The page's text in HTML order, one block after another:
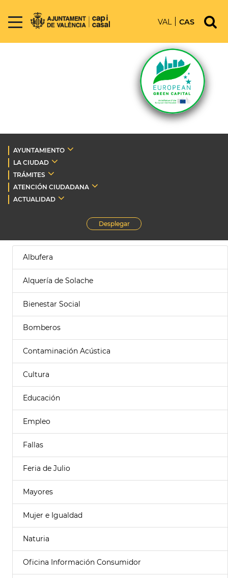
VAL CAS
AYUNTAMIENTO
LA CIUDAD
TRÁMITES
ATENCIÓN CIUDADANA
ACTUALIDAD
Desplegar
Albufera
Alquería de Solache
Bienestar Social
Bomberos
Contaminación Acústica
Cultura
Educación
Empleo
Fallas
Feria de Julio
Mayores
Mujer e Igualdad
Naturia
Oficina Información Consumidor